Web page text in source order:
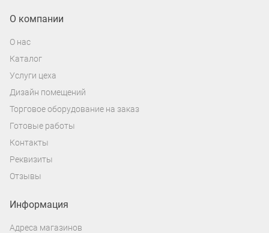
О компании
О нас
Каталог
Услуги цеха
Дизайн помещений
Торговое оборудование на заказ
Готовые работы
Контакты
Реквизиты
Отзывы
Информация
Адреса магазинов